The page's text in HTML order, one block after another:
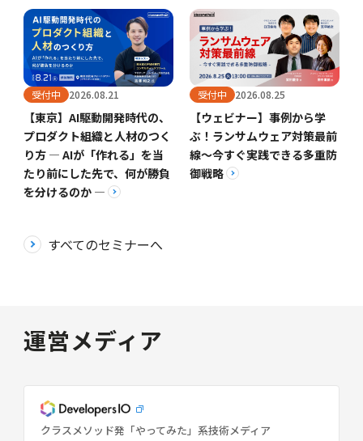
受付中 2026.08.21
【東京】AI駆動開発時代の、
プロダクト組織と人材のつく
り方 ― AIが「作れる」を当
たり前にした先で、何が勝負
を分けるのか ―
受付中 2026.08.25
【ウェビナー】事例から学
ぶ！ランサムウェア対策最前
線～今すぐ実践できる多重防
御戦略
すべてのセミナーへ
運営メディア
クラスメソッド発「やってみた」系技術メディア